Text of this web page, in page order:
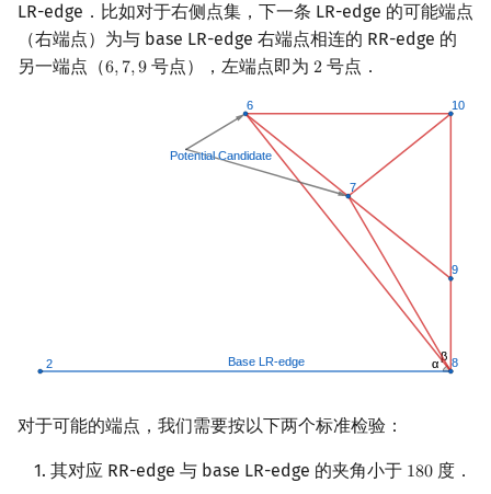
LR-edge．比如对于右侧点集，下一条 LR-edge 的可能端点
（右端点）为与 base LR-edge 右端点相连的 RR-edge 的
另一端点（6,7,9
6, 7,9 号点），左端点即为2
2 号点．
对于可能的端点，我们需要按以下两个标准检验：
其对应 RR-edge 与 base LR-edge 的夹角小于 180
180 度．